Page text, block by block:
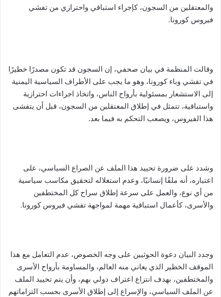
والمعتقلين من السجون، كإجراء استباقي واحترازي من تفشي
فيروس كورونا.
وقالت المنظمة في بيان صحفي، إن السجون قد تكون مصدرًا خطيرًا
في تفشي وباء كورونا، وهو ما يجب على الأطراف السياسية اليمنية
إلى الاستشعار بمسئولية بأرواح الناس، واتخاذ اجراءات احترازية
واستباقية، تتمثل في إطلاق المعتقلين من السجون، قبل أن يتفشى
هذا الفيروس، ويصعب التحكم به فيما بعد.
وشدد على ضرورة تحييد هذا الملف عن الصراع السياسي، على
اعتباره، أنه ملفًا إنسانيًا، وعدم استغلاله لتحقيق مكاسب سياسية
من أي نوع، والعمل على سرعة إطلاق سراح كل المختطفين
والأسرى، كأعمال استباقية مهمة لمواجهة تفشي فيروس كورونا.
وجدد البيان دعوة الحوثيين على وجه الخصوص، عدم التعامل مع هذا
الموقف الخطير الذي يعاني منه العالم، والمساومة بأرواح الأسرى
والمختطفين، بهدف انتزاع اعتراف دولي بهم، وأن يتم تحييد الملف
عن الملف السياسي، والإسراع إلى إطلاق الأسرى بحسب التزاماتهم